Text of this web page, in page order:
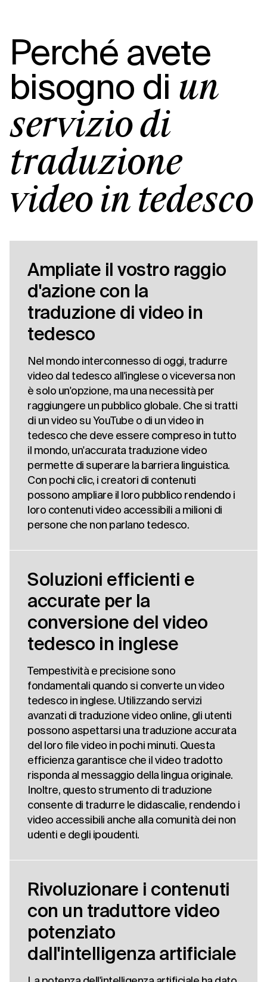
Perché avete
bisogno di un
servizio di
traduzione
video in tedesco
Ampliate il vostro raggio
d'azione con la
traduzione di video in
tedesco
Nel mondo interconnesso di oggi, tradurre
video dal tedesco all'inglese o viceversa non
è solo un'opzione, ma una necessità per
raggiungere un pubblico globale. Che si tratti
di un video su YouTube o di un video in
tedesco che deve essere compreso in tutto
il mondo, un'accurata traduzione video
permette di superare la barriera linguistica.
Con pochi clic, i creatori di contenuti
possono ampliare il loro pubblico rendendo i
loro contenuti video accessibili a milioni di
persone che non parlano tedesco.
Soluzioni efficienti e
accurate per la
conversione del video
tedesco in inglese
Tempestività e precisione sono
fondamentali quando si converte un video
tedesco in inglese. Utilizzando servizi
avanzati di traduzione video online, gli utenti
possono aspettarsi una traduzione accurata
del loro file video in pochi minuti. Questa
efficienza garantisce che il video tradotto
risponda al messaggio della lingua originale.
Inoltre, questo strumento di traduzione
consente di tradurre le didascalie, rendendo i
video accessibili anche alla comunità dei non
udenti e degli ipoudenti.
Rivoluzionare i contenuti
con un traduttore video
potenziato
dall'intelligenza artificiale